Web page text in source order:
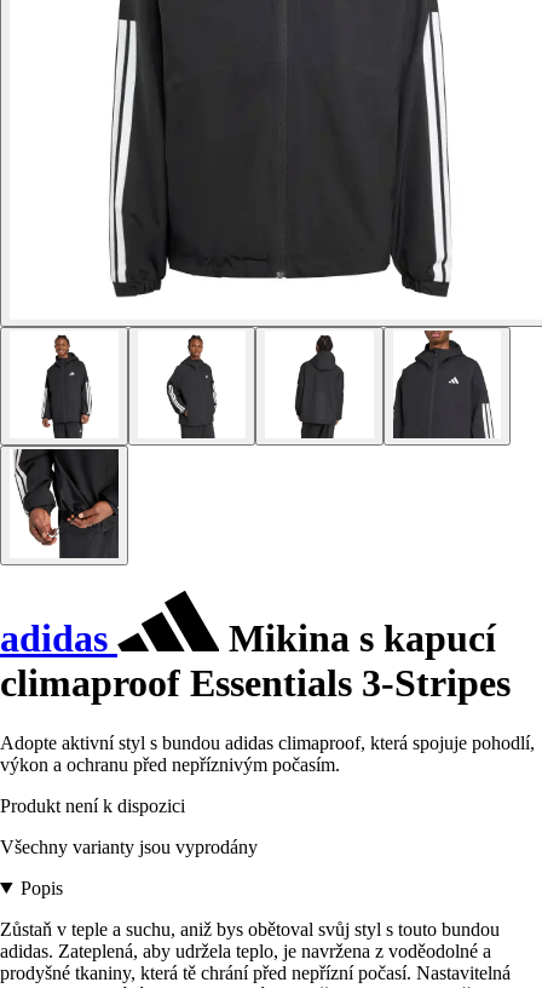
adidas
Mikina s kapucí
climaproof Essentials 3-Stripes
Adopte aktivní styl s bundou adidas climaproof, která spojuje pohodlí,
výkon a ochranu před nepříznivým počasím.
Produkt není k dispozici
Všechny varianty jsou vyprodány
Popis
Zůstaň v teple a suchu, aniž bys obětoval svůj styl s touto bundou
adidas. Zateplená, aby udržela teplo, je navržena z voděodolné a
prodyšné tkaniny, která tě chrání před nepřízní počasí. Nastavitelná